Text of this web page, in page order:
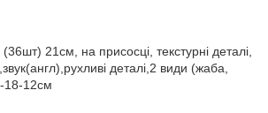
21см, на присосці, текстурні деталі,
деталі,2 види (жаба,
18-12см